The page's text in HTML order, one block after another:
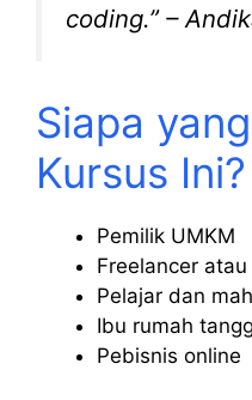
coding.” –
Siapa
Kursus Ini?
Pemilik UMKM
Freelancer
Pelajar dan
Ibu rumah
Pebisnis online